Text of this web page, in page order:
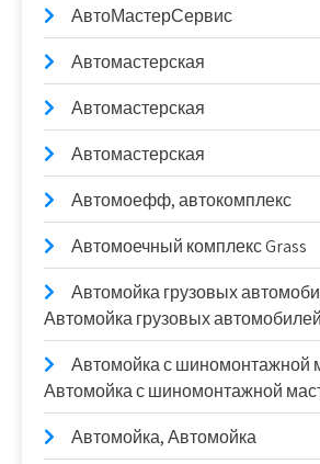
АвтоМастерСервис
Автомастерская
Автомастерская
Автомастерская
Автомоефф, автокомплекс
Автомоечный комплекс Grass
Автомойка грузовых
Автомойка грузовых автомобилей
Автомойка с шиномонтажной
Автомойка с шиномонтажной
Автомойка, Автомойка